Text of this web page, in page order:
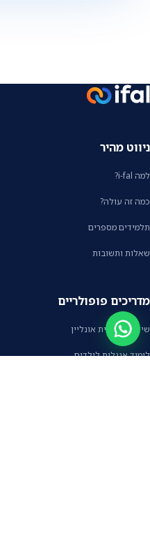
ניווט מהיר
למה i-fal?
כמה זה עולה?
תלמידים מספרים
שאלות ותשובות
מדריכים פופולריים
שיעורי אנגלית אונליין
לימוד אנגלית לילדים